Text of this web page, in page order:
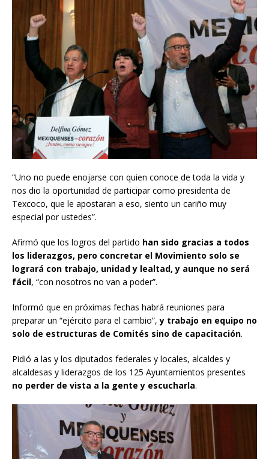
“Uno no puede enojarse con quien conoce de toda la vida y
nos dio la oportunidad de participar como presidenta de
Texcoco, que le apostaran a eso, siento un cariño muy
especial por ustedes”.
Afirmó que los logros del partido han sido gracias a todos
los liderazgos, pero concretar el Movimiento solo se
logrará con trabajo, unidad y lealtad, y aunque no será
fácil, “con nosotros no van a poder”.
Informó que en próximas fechas habrá reuniones para
preparar un “ejército para el cambio”,y trabajo en equipo no
solo de estructuras de Comités sino de capacitación.
Pidió a las y los diputados federales y locales, alcaldes y
alcaldesas y liderazgos de los 125 Ayuntamientos presentes
no perder de vista a la gente y escucharla.